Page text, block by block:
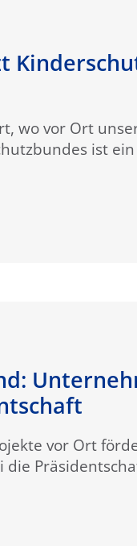
wo vor Ort
ist
vor Ort